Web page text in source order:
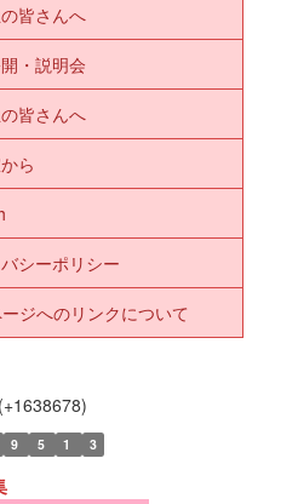
皆さんへ
・説明会
皆さんへ
ら
シーポリシー
ジへのリンクについて
9 5 1 3